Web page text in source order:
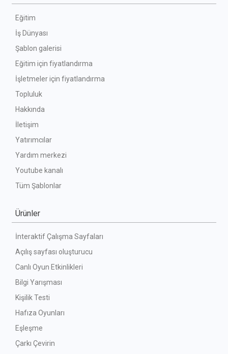
Eğitim
İş Dünyası
Şablon galerisi
Eğitim için fiyatlandırma
İşletmeler için fiyatlandırma
Topluluk
Hakkında
İletişim
Yatırımcılar
Yardım merkezi
Youtube kanalı
Tüm Şablonlar
Ürünler
İnteraktif Çalışma Sayfaları
Açılış sayfası oluşturucu
Canlı Oyun Etkinlikleri
Bilgi Yarışması
Kişilik Testi
Hafıza Oyunları
Eşleşme
Çarkı Çevirin